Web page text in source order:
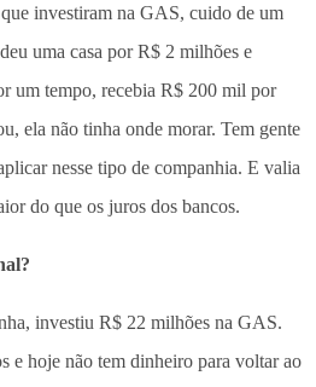
investiram na GAS, cuido de um
uma casa por R$ 2 milhões e
um tempo, recebia R$ 200 mil por
ela não tinha onde morar. Tem gente
nesse tipo de companhia. E valia
do que os juros dos bancos.
investiu R$ 22 milhões na GAS.
e hoje não tem dinheiro para voltar ao